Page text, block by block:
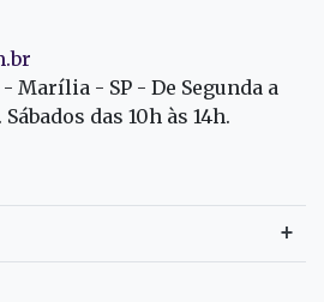
- Marília - SP - De Segunda a
das 10h às 14h.